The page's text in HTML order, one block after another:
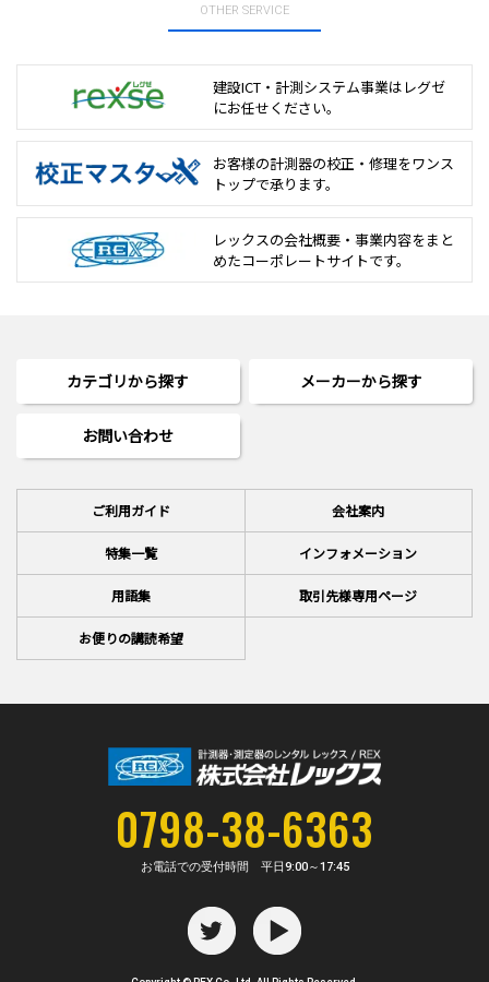
OTHER SERVICE
建設ICT・計測システム事業は レグゼ
にお任せください。
お客様の計測器の校正・修理をワンス
トップで承ります。
レックスの会社概要・事業内容をまと
めたコーポレートサイトです。
カテゴリから探す メーカーから探す
お問い合わせ
ご利用ガイド 会社案内
特集一覧 インフォメーション
用語集 取引先様専用ページ
お便りの講読希望
0798-38-6363
お電話での受付時間 平日9:00～17:45